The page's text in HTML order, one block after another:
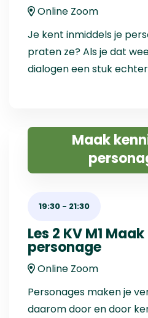
Online Zoom
Je kent inmiddels je
praten ze? Als je dat
dialogen een stuk
Maak
19:30 - 21:30
Les 2 KV M1
personage
Online Zoom
Personages maken je
daarom door en door